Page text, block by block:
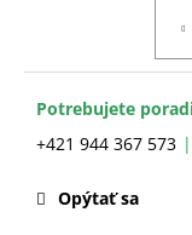
Potrebujete
+421 944 367 573
Opýtať sa